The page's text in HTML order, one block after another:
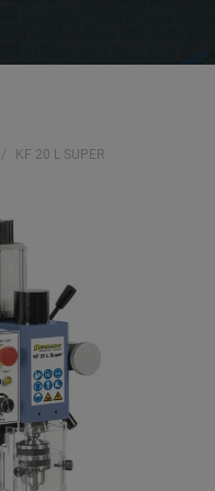
KF 20 L SUPER